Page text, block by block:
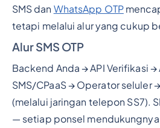
SMS dan WhatsApp OTP
tetapi melalui alur yang cukup
Alur SMS OTP
Backend Anda → API Verifikasi
SMS/CPaaS → Operator seluler
(melalui jaringan telepon SS7).
— setiap ponsel